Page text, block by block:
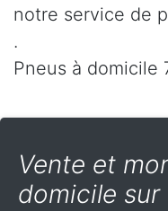
notre service de
.
Pneus à domicile
Vente et
domicile sur